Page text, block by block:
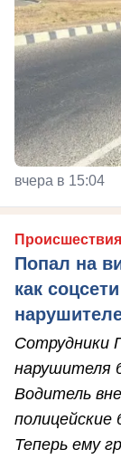
вчера в 15:04
Происшествия
Попал на
как
Сотрудники
нарушителя
Водитель
полицейские
Теперь ему